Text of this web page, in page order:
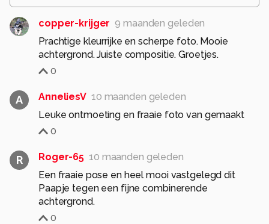
copper-krijger 9 maanden geleden
Prachtige kleurrijke en scherpe foto. Mooie
achtergrond. Juiste compositie. Groetjes.
0
A AnneliesV 10 maanden geleden
Leuke ontmoeting en fraaie foto van gemaakt
0
R Roger-65 10 maanden geleden
Een fraaie pose en heel mooi vastgelegd dit
Paapje tegen een fijne combinerende
achtergrond.
0